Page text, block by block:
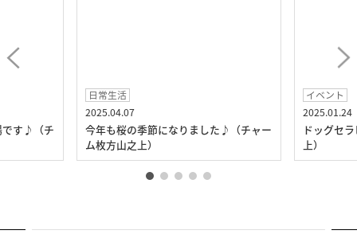
です♪（チ
日常生活
2025.04.07
今年も桜の季節になりました♪（チャー
ム枚方山之上）
イベント
2025.01.24
ドッグセ
上）